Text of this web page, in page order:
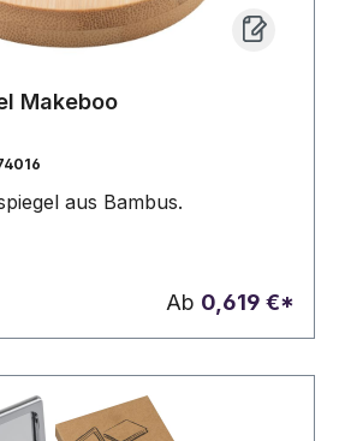
Makeboo
aus Bambus.
Ab 0,619 €*